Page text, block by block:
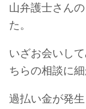
山弁護士さん
た。
いざお会いし
ちらの相談に
過払い金が発